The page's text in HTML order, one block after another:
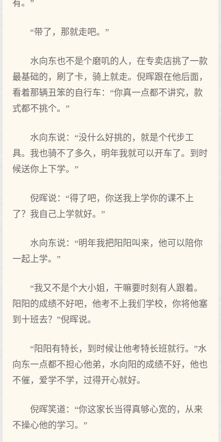
有。”
“带了，那就走吧。”
水向东也不是个磨叽的人，在专卖店挑了一款
最基础的，刷了卡，骑上就走。倪晖跟在他后面，
看着那辆丑笨的自行车：“你真一点都不讲究，款
式都不挑个。”
水向东说：“没什么好挑的，就是个代步工
具。我也骑不了多久，明年我就可以开车了。到时
候送你上下学。”
倪晖说：“得了吧，你送我上学你的课不上
了？我自己上学就好。”
水向东说：“明年我把阳阳叫来，他可以陪你
一起上学。”
“我又不是个大小姐，干嘛要时刻有人跟着。
阳阳的成绩不好吧，他考不上我们学校，你将他塞
到十班去？”倪晖说。
“阳阳有特长，到时候让他考特长班就行。”水
向东一点都不担心他弟，水向阳的成绩不好，他也
不催，爱学不学，过得开心就好。
倪晖笑道：“你这家长当得真够心宽的，从来
不操心他的学习。”